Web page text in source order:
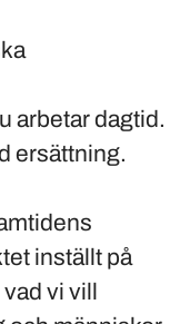
arbetar dagtid.
ersättning.
inställt på
vi vill